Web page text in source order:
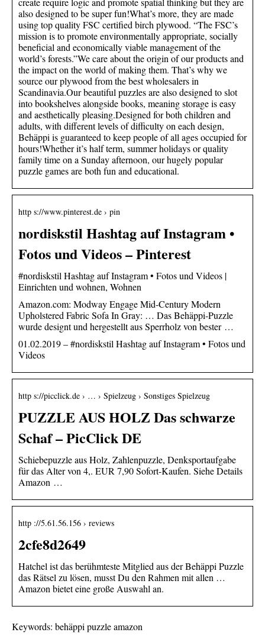
also designed to be super fun!What’s more, they are made
using top quality FSC certified birch plywood. “The FSC’s
mission is to promote environmentally appropriate, socially
beneficial and economically viable management of the
world’s forests.”We care about the origin of our products and
the impact on the world of making them. That’s why we
source our plywood from the best wholesalers in
Scandinavia.Our beautiful puzzles are also designed to slot
into bookshelves alongside books, meaning storage is easy
and aesthetically pleasing.Designed for both children and
adults, with different levels of difficulty on each design,
Behäppi is guaranteed to keep people of all ages occupied for
hours!Whether it’s half term, summer holidays or quality
family time on a Sunday afternoon, our hugely popular
puzzle games are both fun and educational.
http s://www.pinterest.de › pin
nordiskstil Hashtag auf Instagram •
Fotos und Videos – Pinterest
#nordiskstil Hashtag auf Instagram • Fotos und Videos |
Einrichten und wohnen, Wohnen
Amazon.com: Modway Engage Mid-Century Modern
Upholstered Fabric Sofa In Gray: … Das Behäppi-Puzzle
wurde designt und hergestellt aus Sperrholz von bester …
01.02.2019 – #nordiskstil Hashtag auf Instagram • Fotos und
Videos
http s://picclick.de › … › Spielzeug › Sonstiges Spielzeug
PUZZLE AUS HOLZ Das schwarze
Schaf – PicClick DE
Schiebepuzzle aus Holz, Zahlenpuzzle, Denksportaufgabe
für das Alter von 4,. EUR 7,90 Sofort-Kaufen. Siehe Details
Amazon …
http ://5.61.56.156 › reviews
2cfe8d2649
Hatchel ist das berühmteste Mitglied aus der Behäppi Puzzle
das Rätsel zu lösen, musst Du den Rahmen mit allen …
Amazon bietet eine große Auswahl an.
Keywords: behäppi puzzle amazon